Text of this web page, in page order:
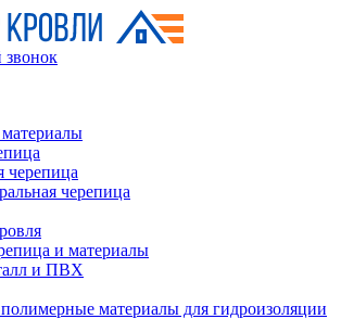
звонок
черепица
черепица
и материалы
и ПВХ
материалы для гидроизоляции